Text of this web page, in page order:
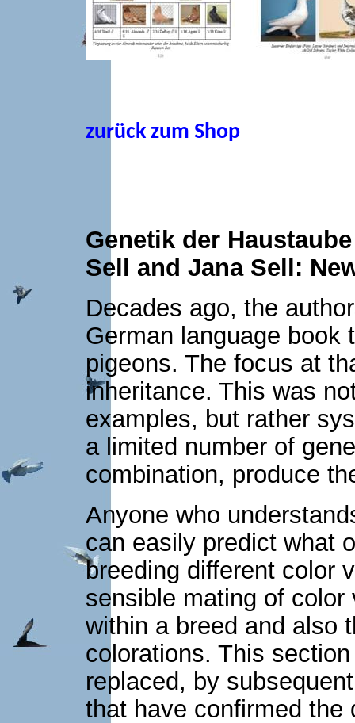
zurück zum Shop
Genetik der
Sell and Jana Sell:
Decades ago, the
German language book
pigeons. The focus at
inheritance. This was
examples, but rather
a limited number of
combination, produce
Anyone who
can easily predict what
breeding different color
sensible mating of
within a breed and also
colorations. This
replaced, by
that have confirmed the